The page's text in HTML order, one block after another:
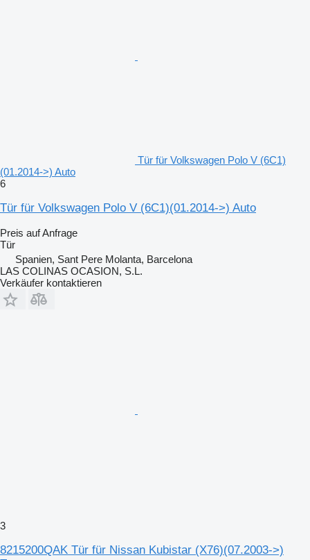
Tür für Volkswagen Polo V (6C1)
(01.2014->) Auto
6
Tür für Volkswagen Polo V (6C1)(01.2014->) Auto
Preis auf Anfrage
Tür
Spanien, Sant Pere Molanta, Barcelona
LAS COLINAS OCASION, S.L.
Verkäufer kontaktieren
3
8215200QAK Tür für Nissan Kubistar (X76)(07.2003->)